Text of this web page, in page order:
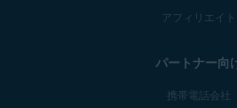
アフィリエイト
パートナー向
携帯電話会社